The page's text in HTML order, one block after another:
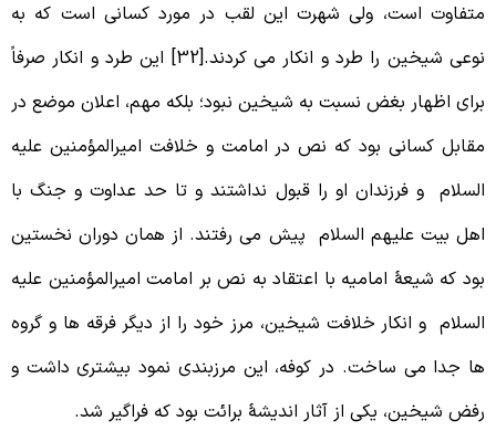
است، ولی شهرت این لقب در مورد کسانی است که به
نوعی شیخین را طرد و انکار می کردند.[32] این طرد و انکار صرفاً
اظهار بغض نسبت به شیخین نبود؛ بلکه مهم، اعلان موضع در
کسانی بود که نص در امامت و خلافت امیرالمؤمنین علیه
و فرزندان او را قبول نداشتند و تا حد عداوت و جنگ با
بیت علیهم السلام پیش می رفتند. از همان دوران نخستین
که شیعۀ امامیه با اعتقاد به نص بر امامت امیرالمؤمنین علیه
و انکار خلافت شیخین، مرز خود را از دیگر فرقه ها و گروه
جدا می ساخت. در کوفه، این مرزبندی نمود بیشتری داشت و
شیخین، یکی از آثار اندیشۀ برائت بود که فراگیر شد.